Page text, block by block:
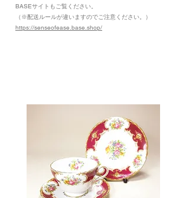
​BASEサイトもご覧ください。
（※配送ルールが違いますのでご注意ください。）
https://senseofease.base.shop/